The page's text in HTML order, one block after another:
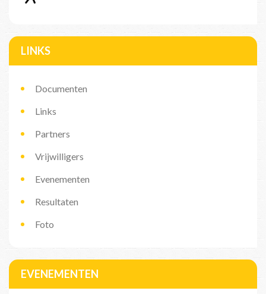
LINKS
Documenten
Links
Partners
Vrijwilligers
Evenementen
Resultaten
Foto
EVENEMENTEN